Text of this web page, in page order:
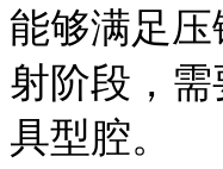
能够满足
射阶段，
具型腔。